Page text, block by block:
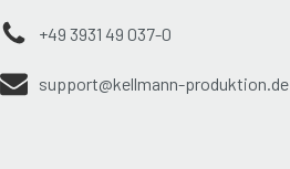
+49 3931 49 037-0
support@kellmann-produktion.de